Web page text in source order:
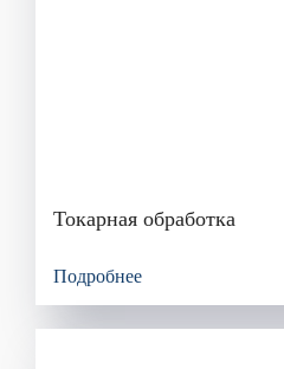
Токарная обработка
Подробнее